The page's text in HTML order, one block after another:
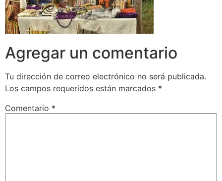
Agregar un comentario
Tu dirección de correo electrónico no será publicada.
Los campos requeridos están marcados *
Comentario *